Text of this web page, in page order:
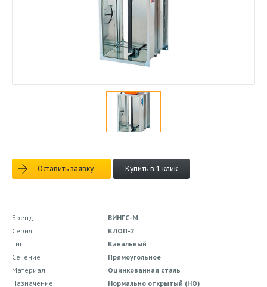
Оставить заявку Купить в 1 клик
Бренд
ВИНГС-М
Серия
КЛОП-2
Тип
Канальный
Сечение
Прямоугольное
Материал
Оцинкованная сталь
Назначение
Нормально открытый (НО)